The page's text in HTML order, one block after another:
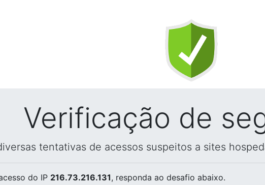
Verificação de
tentativas de acessos suspeitos a sites
do IP 216.73.216.131, responda ao desafio abaixo.